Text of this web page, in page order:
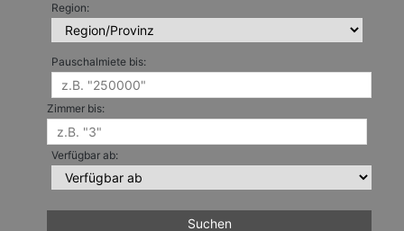
Region:
Pauschalmiete bis:
Zimmer bis:
Verfügbar ab: